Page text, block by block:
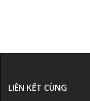
LIÊN KẾT CÙNG